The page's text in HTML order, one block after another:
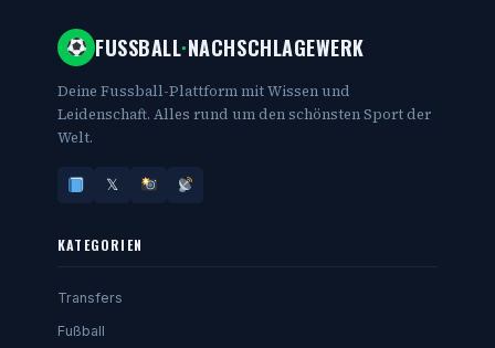
FUSSBALL·NACHSCHLAGEWERK
Deine Fussball-Plattform mit Wissen und
Leidenschaft. Alles rund um den schönsten Sport der
Welt.
𝕏
KATEGORIEN
Transfers
Fußball